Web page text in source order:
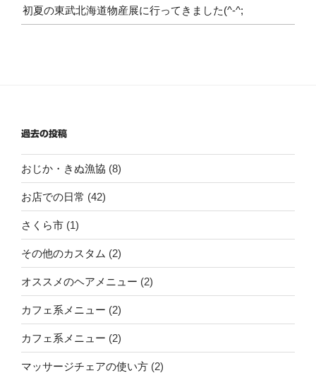
初夏の東武北海道物産展に行ってきました(^-^;
過去の投稿
おじか・きぬ漁協 (8)
お店での日常 (42)
さくら市 (1)
その他のカスタム (2)
オススメのヘアメニュー (2)
カフェ系メニュー (2)
カフェ系メニュー (2)
マッサージチェアの使い方 (2)